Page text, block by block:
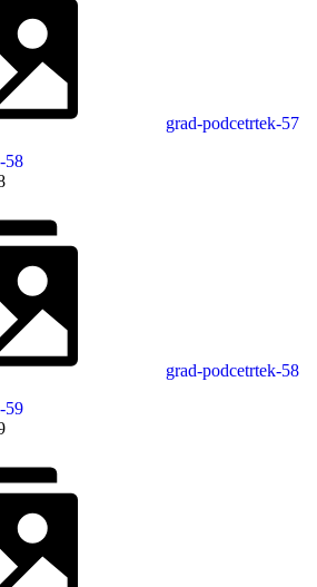
grad-podcetrtek-57
grad-podcetrtek-58